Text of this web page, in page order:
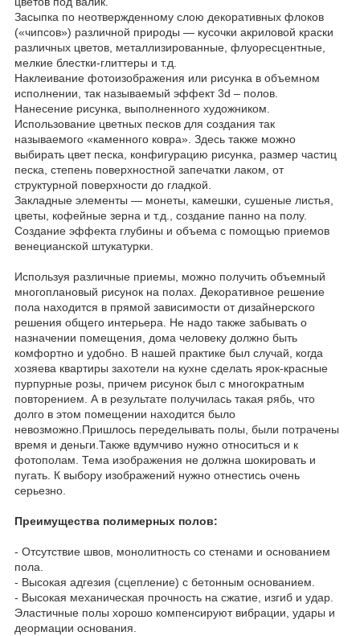
Засыпка по неотвержденному слою декоративных флоков
(«чипсов») различной природы — кусочки акриловой краски
различных цветов, металлизированные, флуоресцентные,
мелкие блестки-глиттеры и т.д.
Наклеивание фотоизображения или рисунка в объемном
исполнении, так называемый эффект 3d – полов.
Нанесение рисунка, выполненного художником.
Использование цветных песков для создания так
называемого «каменного ковра». Здесь также можно
выбирать цвет песка, конфигурацию рисунка, размер частиц
песка, степень поверхностной запечатки лаком, от
структурной поверхности до гладкой.
Закладные элементы — монеты, камешки, сушеные листья,
цветы, кофейные зерна и т.д., создание панно на полу.
Создание эффекта глубины и объема с помощью приемов
венецианской штукатурки.
Используя различные приемы, можно получить объемный
многоплановый рисунок на полах. Декоративное решение
пола находится в прямой зависимости от дизайнерского
решения общего интерьера. Не надо также забывать о
назначении помещения, дома человеку должно быть
комфортно и удобно. В нашей практике был случай, когда
хозяева квартиры захотели на кухне сделать ярок-красные
пурпурные розы, причем рисунок был с многократным
повторением. А в результате получилась такая рябь, что
долго в этом помещении находится было
невозможно.Пришлось переделывать полы, были потрачены
время и деньги.Также вдумчиво нужно относиться и к
фотополам. Тема изображения не должна шокировать и
пугать. К выбору изображений нужно отнестись очень
серьезно.
Преимущества полимерных полов:
- Отсутствие швов, монолитность со стенами и основанием
пола.
- Высокая адгезия (сцепление) с бетонным основанием.
- Высокая механическая прочность на сжатие, изгиб и удар.
Эластичные полы хорошо компенсируют вибрации, удары и
деормации основания.